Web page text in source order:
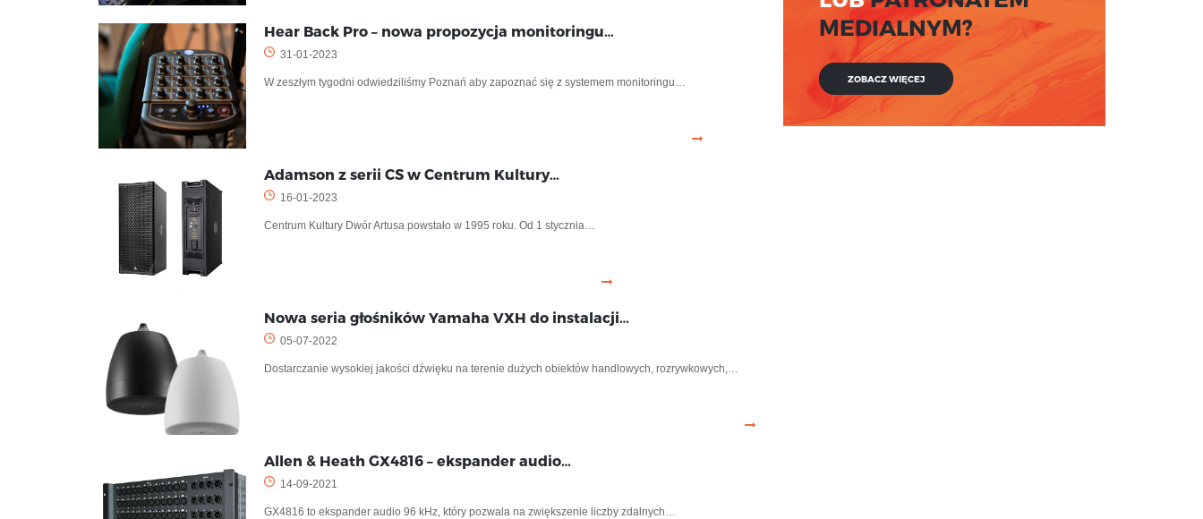
Hear Back Pro – nowa propozycja monitoringu…
31-01-2023
W zeszłym tygodni odwiedziliśmy Poznań aby zapoznać się z systemem monitoringu…
Adamson z serii CS w Centrum Kultury…
16-01-2023
Centrum Kultury Dwór Artusa powstało w 1995 roku. Od 1 stycznia…
Nowa seria głośników Yamaha VXH do instalacji…
05-07-2022
Dostarczanie wysokiej jakości dźwięku na terenie dużych obiektów handlowych, rozrywkowych,…
Allen & Heath GX4816 – ekspander audio…
14-09-2021
GX4816 to ekspander audio 96 kHz, który pozwala na zwiększenie liczby zdalnych…
MEDIALNYM?
ZOBACZ WIĘCEJ